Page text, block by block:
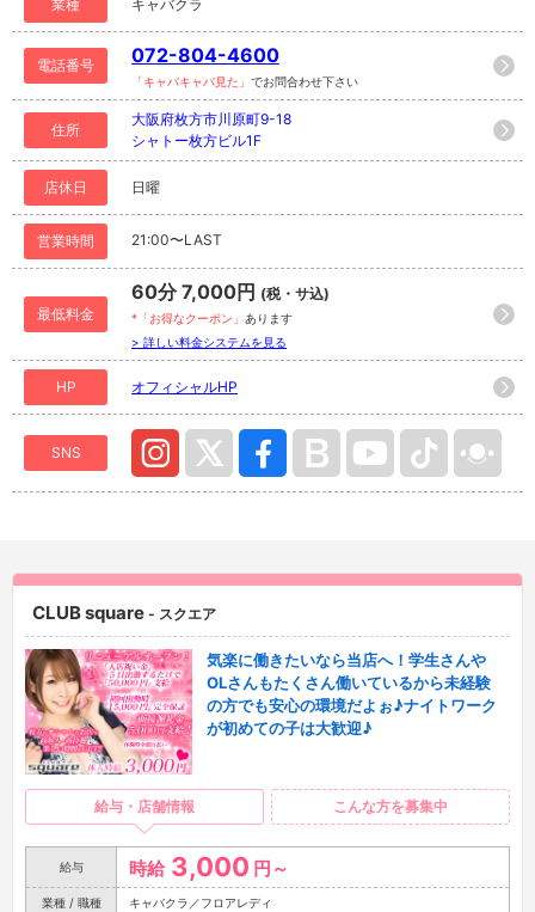
業種 キャバクラ
電話番号 072-804-4600
「キャバキャバ見た」 でお問合わせ下さい
住所
大阪府枚方市川原町9-18
シャトー枚方ビル1F
店休日 日曜
営業時間 21:00〜LAST
最低料金
60分 7,000円 (税・サ込)
*「お得なクーポン」 あります
> 詳しい料金システムを見る
HP オフィシャルHP
SNS
CLUB square - スクエア
気楽に働きたいなら当店へ！学生さんや
OLさんもたくさん働いているから未経験
の方でも安心の環境だよぉ♪ナイトワーク
が初めての子は大歓迎♪
給与・店舗情報 こんな方を募集中
給与 時給 3,000 円～
業種 / 職種 キャバクラ／フロアレディ